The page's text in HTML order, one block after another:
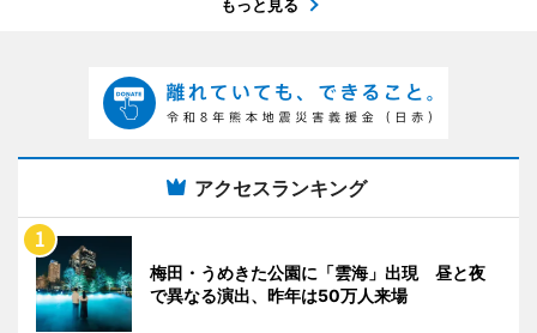
もっと見る
アクセスランキング
梅田・うめきた公園に「雲海」出現 昼と夜
で異なる演出、昨年は50万人来場